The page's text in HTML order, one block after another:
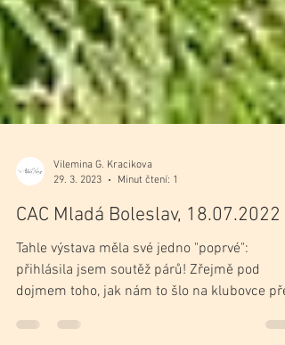
Vilemina G. Kracikova
29. 3. 2023
Minut čtení: 1
CAC Mladá Boleslav, 18.07.2022
Tahle výstava měla své jedno "poprvé":
dojmem toho, jak nám to šlo na klubovce